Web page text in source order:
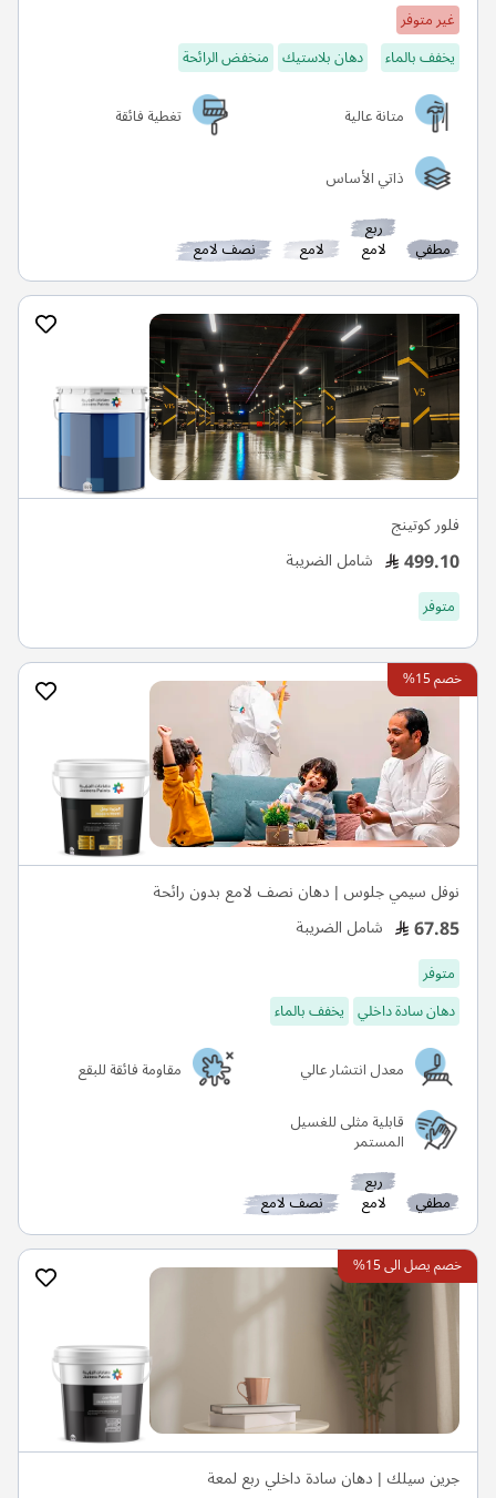
غير متوفر
يخفف بالماء
دهان بلاستيك منخفض الرائحة
متانة عالية
تغطية فائقة
ذاتي الأساس
مطفي
ربع
لامع لامع نصف لامع
فلور كوتينج
499.10 شامل الضريبة
متوفر
خصم 15%
نوفل سيمي جلوس | دهان نصف لامع بدون رائحة
67.85 شامل الضريبة
متوفر
دهان سادة داخلي يخفف بالماء
معدل انتشار عالي
مقاومة فائقة للبقع
قابلية مثلى للغسيل
المستمر
مطفي
ربع
لامع نصف لامع
خصم يصل الى 15%
جرين سيلك | دهان سادة داخلي ربع لمعة